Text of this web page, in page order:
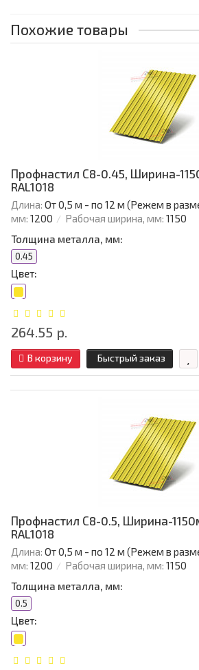
Похожие товары
Профнастил С8-0.45, Ширина-
RAL1018
Длина: От 0,5 м - по 12 м (Режем в
мм: 1200 Рабочая ширина, мм: 1150
Толщина металла, мм:
0.45
Цвет:
264.55 р.
В корзину Быстрый заказ
Профнастил С8-0.5, Ширина-
RAL1018
Длина: От 0,5 м - по 12 м (Режем в
мм: 1200 Рабочая ширина, мм: 1150
Толщина металла, мм:
0.5
Цвет: